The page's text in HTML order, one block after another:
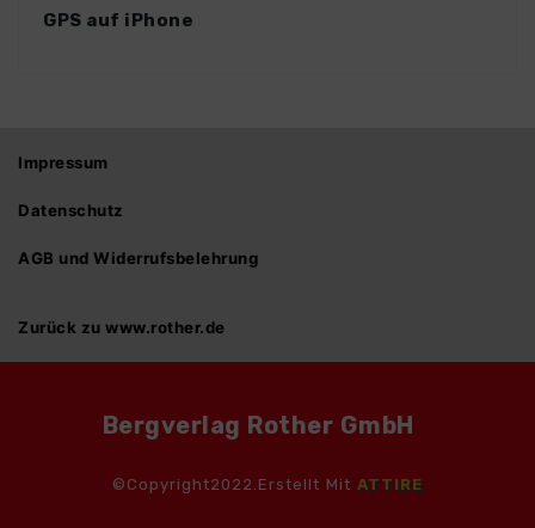
GPS auf iPhone
Impressum
Datenschutz
AGB und Widerrufsbelehrung
Zurück zu www.rother.de
Bergverlag Rother GmbH
©Copyright2022.Erstellt Mit ATTIRE